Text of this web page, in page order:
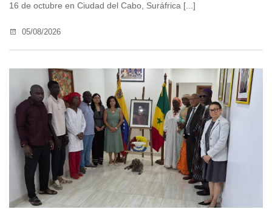
16 de octubre en Ciudad del Cabo, Suráfrica [...]
05/08/2026